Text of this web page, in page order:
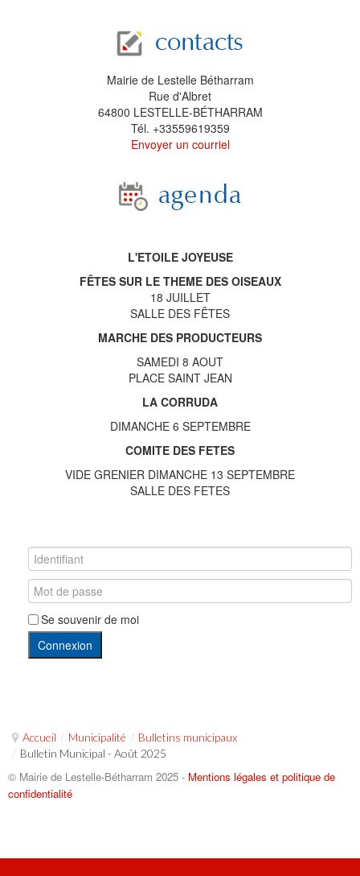
Mairie de Lestelle Bétharram
Rue d'Albret
64800 LESTELLE-BÉTHARRAM
Tél. +33559619359
Envoyer un courriel
L'ETOILE JOYEUSE
FÊTES SUR LE THEME DES OISEAUX
18 JUILLET
SALLE DES FÊTES
MARCHE DES PRODUCTEURS
SAMEDI 8 AOUT
PLACE SAINT JEAN
LA CORRUDA
DIMANCHE 6 SEPTEMBRE
COMITE DES FETES
VIDE GRENIER DIMANCHE 13 SEPTEMBRE
SALLE DES FETES
Se souvenir de moi
Connexion
Accueil / Municipalité / Bulletins municipaux
/ Bulletin Municipal - Août 2025
© Mairie de Lestelle-Bétharram 2025 - Mentions légales et politique de
confidentialité